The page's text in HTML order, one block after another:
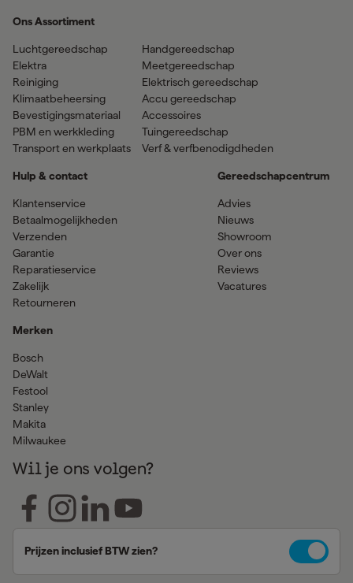
Ons Assortiment
Luchtgereedschap
Elektra
Reiniging
Klimaatbeheersing
Bevestigingsmateriaal
PBM en werkkleding
Transport en werkplaats
Handgereedschap
Meetgereedschap
Elektrisch gereedschap
Accu gereedschap
Accessoires
Tuingereedschap
Verf & verfbenodigdheden
Hulp & contact
Klantenservice
Betaalmogelijkheden
Verzenden
Garantie
Reparatieservice
Zakelijk
Retourneren
Merken
Bosch
DeWalt
Festool
Stanley
Makita
Milwaukee
Gereedschapcentrum
Advies
Nieuws
Showroom
Over ons
Reviews
Vacatures
Wil je ons volgen?
Prijzen inclusief BTW zien?